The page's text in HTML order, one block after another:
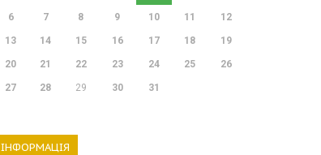
6 7 8 9 10 11 12
13 14 15 16 17 18 19
20 21 22 23 24 25 26
27 28 29 30 31
ІНФОРМАЦІЯ